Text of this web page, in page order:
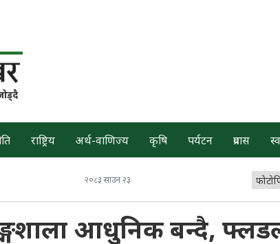
राष्ट्रिय अर्थ-वाणिज्य कृषि पर्यटन प्रवास
२०८३ साउन २३
आधुनिक बन्दै,